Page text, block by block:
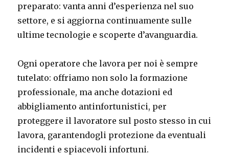
preparato: vanta anni d’esperienza nel suo
settore, e si aggiorna continuamente sulle
ultime tecnologie e scoperte d’avanguardia.
Ogni operatore che lavora per noi è sempre
tutelato: offriamo non solo la formazione
professionale, ma anche dotazioni ed
abbigliamento antinfortunistici, per
proteggere il lavoratore sul posto stesso in cui
lavora, garantendogli protezione da eventuali
incidenti e spiacevoli infortuni.